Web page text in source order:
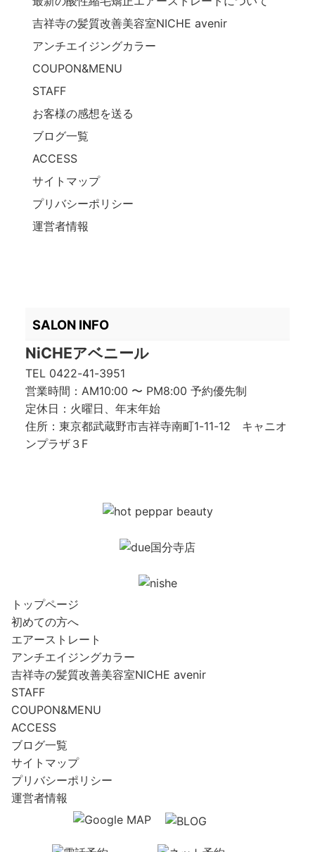
吉祥寺の髪質改善美容室NICHE avenir
アンチエイジングカラー
COUPON&MENU
STAFF
お客様の感想を送る
ブログ一覧
ACCESS
サイトマップ
プリバシーポリシー
運営者情報
SALON INFO
NiCHEアベニール
TEL 0422-41-3951
営業時間：AM10:00 〜 PM8:00 予約優先制
定休日：火曜日、年末年始
住所：東京都武蔵野市吉祥寺南町1-11-12 キャニオ
ンプラザ３F
トップページ
初めての方へ
エアーストレート
アンチエイジングカラー
吉祥寺の髪質改善美容室NICHE avenir
STAFF
COUPON&MENU
ACCESS
ブログ一覧
サイトマップ
プリバシーポリシー
運営者情報